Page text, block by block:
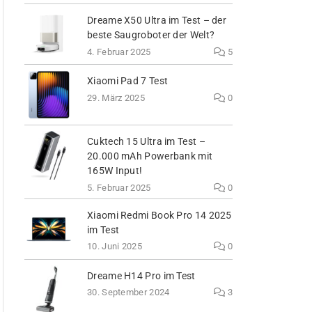
Dreame X50 Ultra im Test – der
beste Saugroboter der Welt?
4. Februar 2025 5
Xiaomi Pad 7 Test
29. März 2025 0
Cuktech 15 Ultra im Test –
20.000 mAh Powerbank mit
165W Input!
5. Februar 2025 0
Xiaomi Redmi Book Pro 14 2025
im Test
10. Juni 2025 0
Dreame H14 Pro im Test
30. September 2024 3